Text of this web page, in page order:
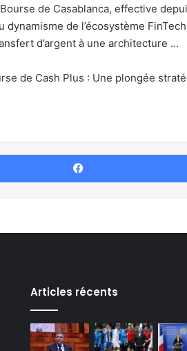
de Casablanca, effective
de l’écosystème
d’argent à une architecture …
de Cash Plus : Une plongée
Articles récents